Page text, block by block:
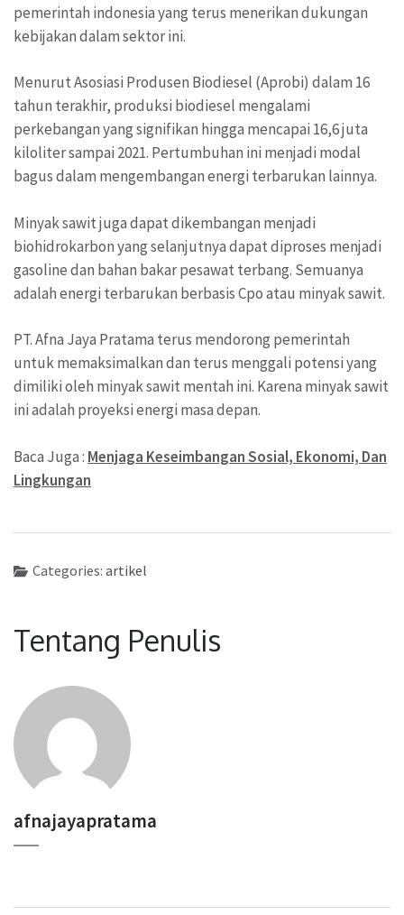
pemerintah indonesia yang terus menerikan dukungan
kebijakan dalam sektor ini.
Menurut Asosiasi Produsen Biodiesel (Aprobi) dalam 16
tahun terakhir, produksi biodiesel mengalami
perkebangan yang signifikan hingga mencapai 16,6 juta
kiloliter sampai 2021. Pertumbuhan ini menjadi modal
bagus dalam mengembangan energi terbarukan lainnya.
Minyak sawit juga dapat dikembangan menjadi
biohidrokarbon yang selanjutnya dapat diproses menjadi
gasoline dan bahan bakar pesawat terbang. Semuanya
adalah energi terbarukan berbasis Cpo atau minyak sawit.
PT. Afna Jaya Pratama terus mendorong pemerintah
untuk memaksimalkan dan terus menggali potensi yang
dimiliki oleh minyak sawit mentah ini. Karena minyak sawit
ini adalah proyeksi energi masa depan.
Baca Juga : Menjaga Keseimbangan Sosial, Ekonomi, Dan
Lingkungan
Categories: artikel
Tentang Penulis
afnajayapratama